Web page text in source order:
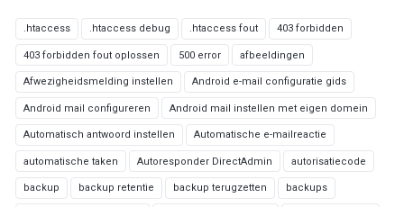
.htaccess .htaccess debug .htaccess fout 403 forbidden
403 forbidden fout oplossen 500 error afbeeldingen
Afwezigheidsmelding instellen Android e-mail configuratie gids
Android mail configureren Android mail instellen met eigen domein
Automatisch antwoord instellen Automatische e-mailreactie
automatische taken Autoresponder DirectAdmin autorisatiecode
backup backup retentie backup terugzetten backups